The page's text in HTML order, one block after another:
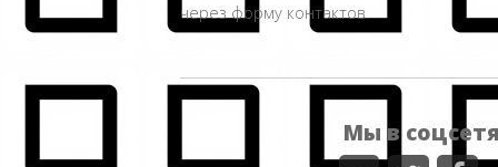
через форму контактов.
Мы в